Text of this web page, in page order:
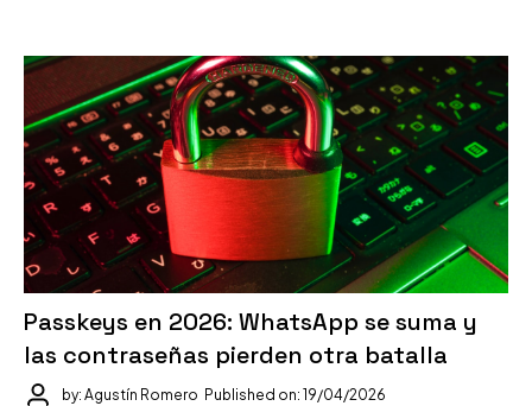
Passkeys en 2026: WhatsApp se suma y
las contraseñas pierden otra batalla
by: Agustín Romero Published on: 19/04/2026